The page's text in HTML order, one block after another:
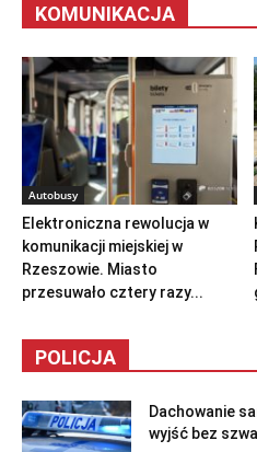
KOMUNIKACJA
Autobusy
Elektroniczna rewolucja w
komunikacji miejskiej w
Rzeszowie. Miasto
przesuwało cztery razy...
POLICJA
Dachowanie
wyjść bez